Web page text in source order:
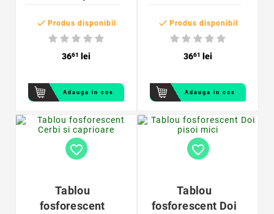
 Produs disponibil
3661 lei
Adauga in cos
 Produs disponibil
3661 lei
Adauga in cos
favorite_border
Tablou
fosforescent
favorite_border
Tablou
fosforescent Doi